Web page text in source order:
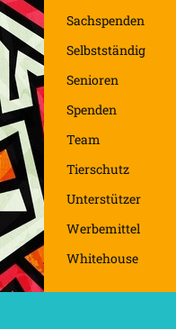
Sachspenden
Selbstständig
Senioren
Spenden
Team
Tierschutz
Unterstützer
Werbemittel
Whitehouse